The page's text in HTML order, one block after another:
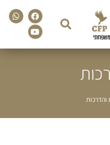
Facebook
Youtube
והדרכות